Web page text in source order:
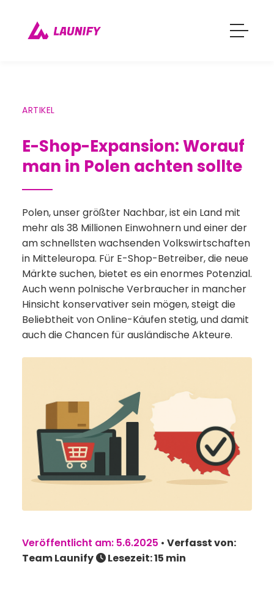
ARTIKEL
E-Shop-Expansion: Worauf
man in Polen achten sollte
Polen, unser größter Nachbar, ist ein Land mit
mehr als 38 Millionen Einwohnern und einer der
am schnellsten wachsenden Volkswirtschaften
in Mitteleuropa. Für E-Shop-Betreiber, die neue
Märkte suchen, bietet es ein enormes Potenzial.
Auch wenn polnische Verbraucher in mancher
Hinsicht konservativer sein mögen, steigt die
Beliebtheit von Online-Käufen stetig, und damit
auch die Chancen für ausländische Akteure.
Veröffentlicht am: 5.6.2025 • Verfasst von:
Team Launify
Lesezeit: 15 min